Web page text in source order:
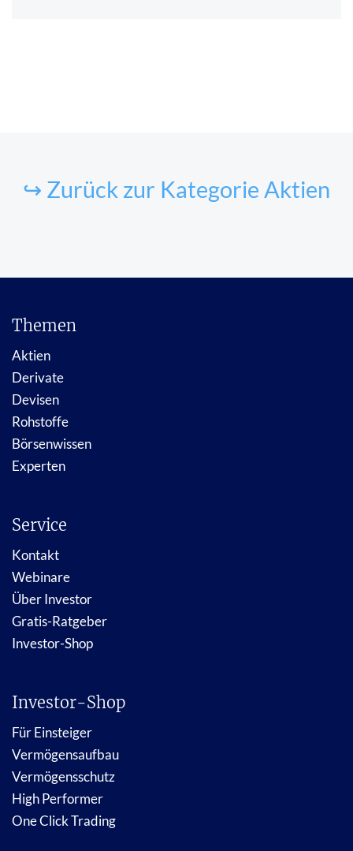
↪ Zurück zur Kategorie Aktien
Themen
Aktien
Derivate
Devisen
Rohstoffe
Börsenwissen
Experten
Service
Kontakt
Webinare
Über Investor
Gratis-Ratgeber
Investor-Shop
Investor-Shop
Für Einsteiger
Vermögensaufbau
Vermögensschutz
High Performer
One Click Trading